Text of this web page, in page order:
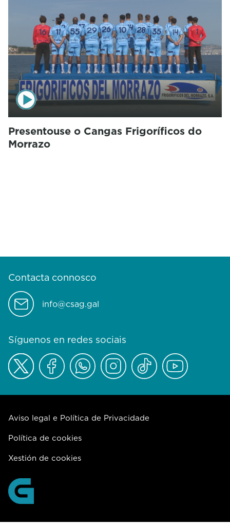
Presentouse o Cangas Frigoríficos do
Morrazo
Contacta connosco
info@csag.gal
Síguenos en redes sociais
Aviso legal e Política de Privacidade
Política de cookies
Xestión de cookies